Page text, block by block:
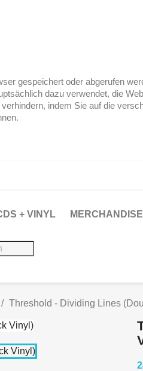
gespeichert oder abgerufen
dazu verwendet, die
indem Sie auf die
+ VINYL MERCHANDISE
Threshold - Dividing Lines